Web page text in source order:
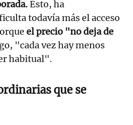
Esto, ha
todavía más el acceso
el precio "no deja de
"cada vez hay menos
habitual".
que se